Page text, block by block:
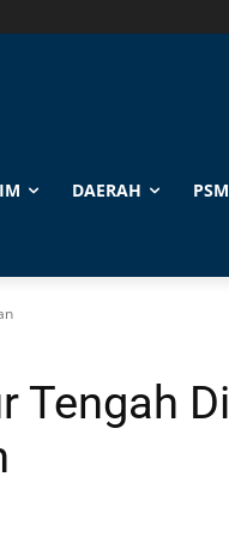
DAERAH PSM
Tengah Di